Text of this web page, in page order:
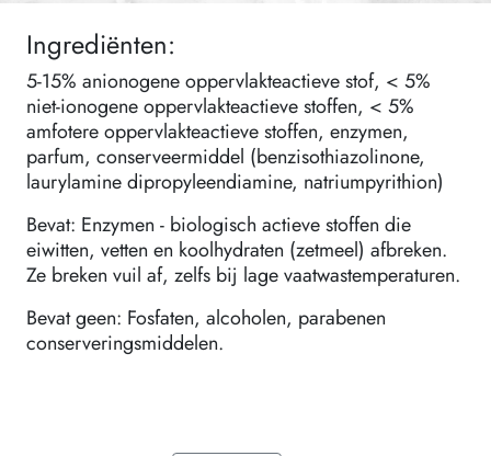
Ingrediënten:
5-15% anionogene oppervlakteactieve stof, < 5%
niet-ionogene oppervlakteactieve stoffen, < 5%
amfotere oppervlakteactieve stoffen, enzymen,
parfum, conserveermiddel (benzisothiazolinone,
laurylamine dipropyleendiamine, natriumpyrithion)
Bevat: Enzymen - biologisch actieve stoffen die
eiwitten, vetten en koolhydraten (zetmeel) afbreken.
Ze breken vuil af, zelfs bij lage vaatwastemperaturen.
Bevat geen: Fosfaten, alcoholen, parabenen
conserveringsmiddelen.